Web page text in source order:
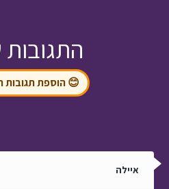
😊 הוספת תגובות
איילה